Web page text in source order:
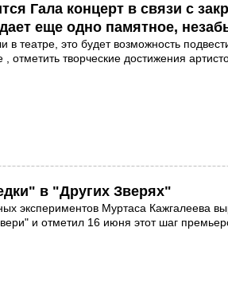
Гала концерт в связи с
еще одно памятное,
в театре, это будет возможность
отметить творческие достижения
в "Других Зверях"
экспериментов Муртаса Кажгалеева
и отметил 16 июня этот шаг